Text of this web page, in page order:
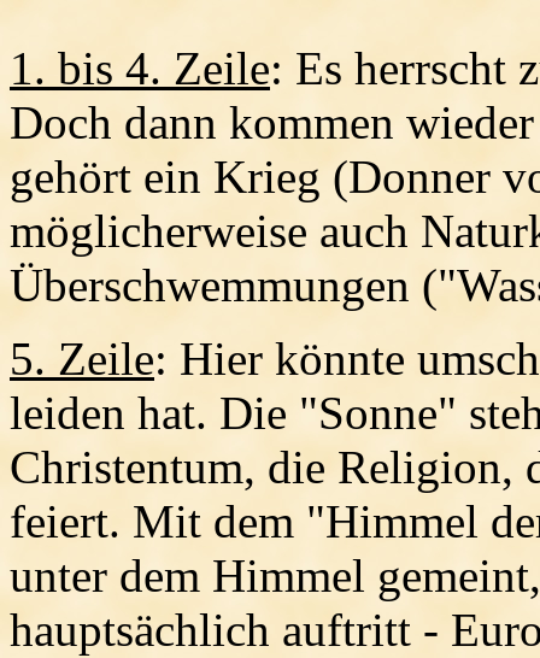
1. bis 4. Zeile: Es herrscht
Doch dann kommen
gehört ein Krieg (Donner
möglicherweise auch
Überschwemmungen
5. Zeile: Hier könnte
leiden hat. Die "Sonne"
Christentum, die Religion,
feiert. Mit dem "Himmel
unter dem Himmel
hauptsächlich auftritt -